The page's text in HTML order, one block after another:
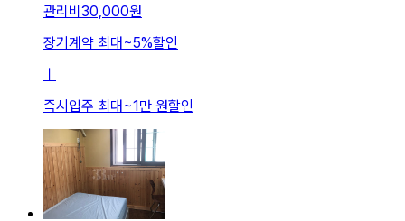
관리비 30,000원
장기계약 최대~5%할인
ㅣ
즉시입주 최대~1만 원할인